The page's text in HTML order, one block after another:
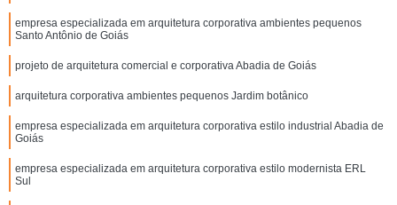
empresa especializada em arquitetura corporativa ambientes pequenos
Santo Antônio de Goiás
projeto de arquitetura comercial e corporativa Abadia de Goiás
arquitetura corporativa ambientes pequenos Jardim botânico
empresa especializada em arquitetura corporativa estilo industrial Abadia de
Goiás
empresa especializada em arquitetura corporativa estilo modernista ERL
Sul